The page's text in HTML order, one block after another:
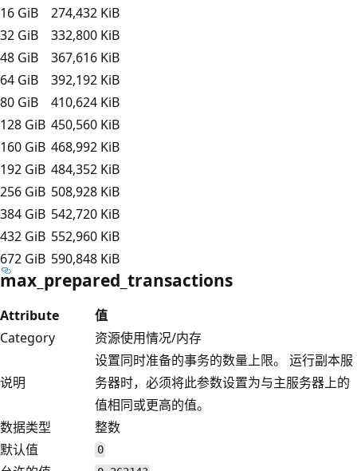
16 GiB
274,432 KiB
32 GiB
332,800 KiB
48 GiB
367,616 KiB
64 GiB
392,192 KiB
80 GiB
410,624 KiB
128 GiB 450,560 KiB
160 GiB 468,992 KiB
192 GiB 484,352 KiB
256 GiB 508,928 KiB
384 GiB 542,720 KiB
432 GiB 552,960 KiB
672 GiB 590,848 KiB
max_prepared_transactions
Attribute
值
Category
资源使用情况/内存
说明
设置同时准备的事务的数量上限。 运行副本服
务器时，必须将此参数设置为与主服务器上的
值相同或更高的值。
数据类型
整数
默认值
0